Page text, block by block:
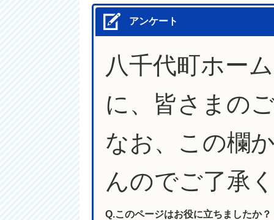
アンケート
八千代町ホー
に、皆さまの
なお、この欄
んのでご了承
Q.このページはお役に立ちましたか？